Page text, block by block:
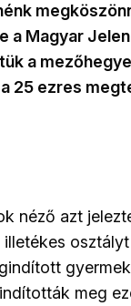
a Magyar
a
25 ezres
néző azt
meg